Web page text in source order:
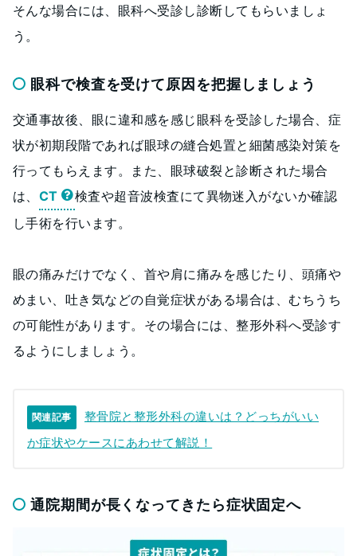
そんな場合には、眼科へ受診し診断してもらいましょ
う。
眼科で検査を受けて原因を把握しましょう
交通事故後、眼に違和感を感じ眼科を受診した場合、症
状が初期段階であれば眼球の縫合処置と細菌感染対策を
行ってもらえます。また、眼球破裂と診断された場合
は、 CT
検査や超音波検査にて異物迷入がないか確認
し手術を行います。
眼の痛みだけでなく、首や肩に痛みを感じたり、頭痛や
めまい、吐き気などの自覚症状がある場合は、むちうち
の可能性があります。その場合には、整形外科へ受診す
るようにしましょう。
関連記事
整骨院と整形外科の違いは？どっちがいい
か症状やケースにあわせて解説！
通院期間が長くなってきたら症状固定へ